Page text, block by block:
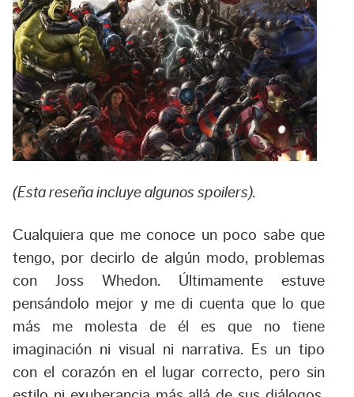
(Esta reseña incluye algunos spoilers).
Cualquiera que me conoce un poco sabe que
tengo, por decirlo de algún modo, problemas
con Joss Whedon. Últimamente estuve
pensándolo mejor y me di cuenta que lo que
más me molesta de él es que no tiene
imaginación ni visual ni narrativa. Es un tipo
con el corazón en el lugar correcto, pero sin